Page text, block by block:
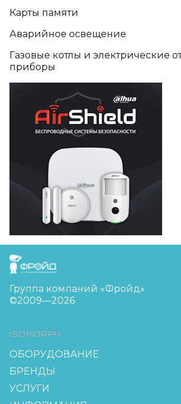
Карты памяти
Аварийное освещение
Газовые котлы и электрические
приборы
FreudGroup
Группа компаний «Фройд»
©2009—2026
ISOMORPH
ОБОРУДОВАНИЕ
БРЕНДЫ
УСЛУГИ